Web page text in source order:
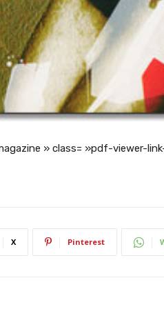
» class= »pdf-viewer-
X Pinterest